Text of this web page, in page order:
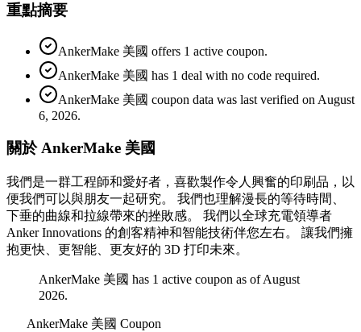
重點摘要
AnkerMake 美國 offers 1 active coupon.
AnkerMake 美國 has 1 deal with no code required.
AnkerMake 美國 coupon data was last verified on August
6, 2026.
關於 AnkerMake 美國
我們是一群工程師和愛好者，喜歡製作令人興奮的印刷品，以
便我們可以與朋友一起研究。 我們也理解漫長的等待時間、
下垂的曲線和拉線帶來的挫敗感。 我們以全球充電領導者
Anker Innovations 的創客精神和智能技術伴您左右。 讓我們擁
抱更快、更智能、更友好的 3D 打印未來。
AnkerMake 美國 has 1 active coupon as of August
2026.
AnkerMake 美國 Coupon